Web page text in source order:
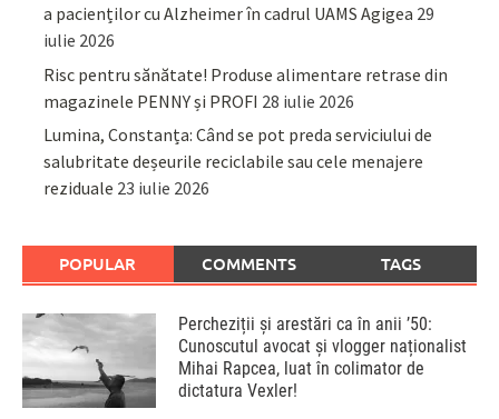
a pacienților cu Alzheimer în cadrul UAMS Agigea 29
iulie 2026
Risc pentru sănătate! Produse alimentare retrase din
magazinele PENNY și PROFI 28 iulie 2026
Lumina, Constanța: Când se pot preda serviciului de
salubritate deșeurile reciclabile sau cele menajere
reziduale 23 iulie 2026
POPULAR COMMENTS TAGS
Percheziții și arestări ca în anii ’50:
Cunoscutul avocat și vlogger naționalist
Mihai Rapcea, luat în colimator de
dictatura Vexler!